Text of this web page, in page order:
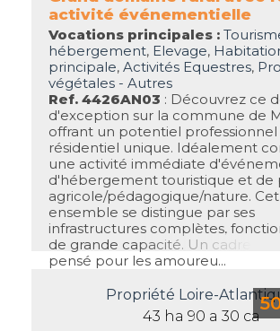
activité événementielle
Vocations principales :
hébergement, Elevage,
principale, Activités Equestres,
végétales - Autres
Ref. 4426AN03 : Découvrez ce
d'exception sur la commune de
offrant un potentiel
résidentiel unique. Idéalement
une activité immédiate
d'hébergement touristique et de
agricole/pédagogique/nature. Cet
ensemble se distingue par ses
infrastructures complètes,
de grande capacité. Un cadre
pensé pour les amoureu...
Propriété Loire-
43 ha 90 a 30 ca